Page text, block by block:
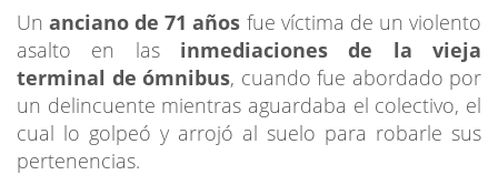
Unanciano de 71 años fue víctima de un violento
asalto en lasinmediaciones de la vieja
terminal de ómnibus, cuando fue abordado por
un delincuente mientras aguardaba el colectivo, el
cual lo golpeó y arrojó al suelo para robarle sus
pertenencias.